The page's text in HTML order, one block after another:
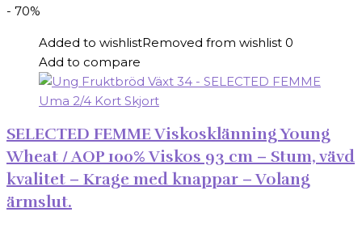
- 70%
Added to wishlistRemoved from wishlist 0
Add to compare
SELECTED FEMME Viskosklänning Young
Wheat / AOP 100% Viskos 93 cm – Stum, vävd
kvalitet – Krage med knappar – Volang
ärmslut.